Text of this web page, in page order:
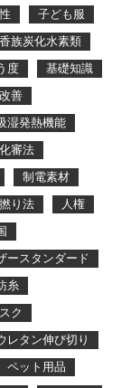
子ども服
族炭化水素類
度
基礎知識
善
湿発熱機能
化審法
制電素材
り法
人権
ースタンダード
糸
ク
レタン伸び切り
ペット用品